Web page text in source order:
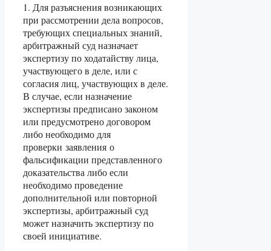
1. Для разъяснения возникающих
при рассмотрении дела вопросов,
требующих специальных знаний,
арбитражный суд назначает
экспертизу по ходатайству лица,
участвующего в деле, или с
согласия лиц, участвующих в деле.
В случае, если назначение
экспертизы предписано законом
или предусмотрено договором
либо необходимо для
проверки заявления о
фальсификации представленного
доказательства либо если
необходимо проведение
дополнительной или повторной
экспертизы, арбитражный суд
может назначить экспертизу по
своей инициативе.